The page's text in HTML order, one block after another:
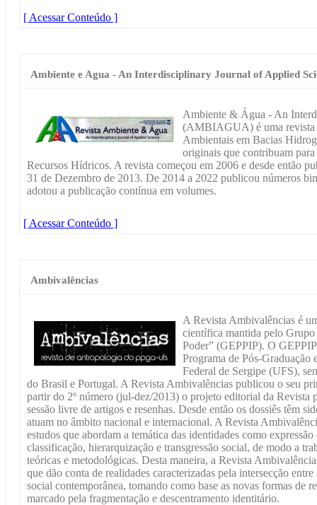
[ Acessar Conteúdo ]
Ambiente e Agua - An Interdisciplinary Journal of Applied
Ambiente & Água - An
(AMBIAGUA) é uma revista
Ambientais em Bacias
originais que contribuam
Recursos Hídricos. A revista começou em 2006 e desde então
31 de Dezembro de 2013. De 2014 a 2022 publicou números
adotou a publicação contínua em volumes.
[ Acessar Conteúdo ]
Ambivalências
A Revista Ambivalências é
científica mantida pelo Grupo
Poder” (GEPPIP). O
Programa de Pós-
Federal de Sergipe (UFS),
do Brasil e Portugal. A Revista Ambivalências publicou o seu
partir do 2º número (jul-dez/2013) o projeto editorial da Revista
sessão livre de artigos e resenhas. Desde então os dossiês têm
atuam no âmbito nacional e internacional. A Revista
estudos que abordam a temática das identidades como
classificação, hierarquização e transgressão social, de modo a
teóricas e metodológicas. Desta maneira, a Revista
que dão conta de realidades caracterizadas pela intersecção
social contemporânea, tomando como base as novas formas de
marcado pela fragmentação e descentramento identitário.